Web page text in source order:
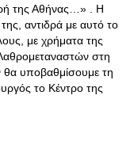
της Αθήνας…» . H
αντιδρά με αυτό το
με χρήματα της
στη
θα υποβαθμίσουμε τη
το Κέντρο της